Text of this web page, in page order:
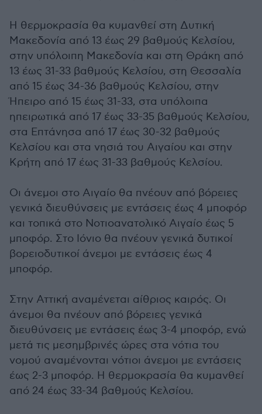
Η θερμοκρασία θα κυμανθεί στη Δυτική
Μακεδονία από 13 έως 29 βαθμούς Κελσίου,
στην υπόλοιπη Μακεδονία και στη Θράκη από
13 έως 31-33 βαθμούς Κελσίου, στη Θεσσαλία
από 15 έως 34-36 βαθμούς Κελσίου, στην
Ήπειρο από 15 έως 31-33, στα υπόλοιπα
ηπειρωτικά από 17 έως 33-35 βαθμούς Κελσίου,
στα Επτάνησα από 17 έως 30-32 βαθμούς
Κελσίου και στα νησιά του Αιγαίου και στην
Κρήτη από 17 έως 31-33 βαθμούς Κελσίου.
Οι άνεμοι στο Αιγαίο θα πνέουν από βόρειες
γενικά διευθύνσεις με εντάσεις έως 4 μποφόρ
και τοπικά στο Νοτιοανατολικό Αιγαίο έως 5
μποφόρ. Στο Ιόνιο θα πνέουν γενικά δυτικοί
βορειοδυτικοί άνεμοι με εντάσεις έως 4
μποφόρ.
Στην Αττική αναμένεται αίθριος καιρός. Οι
άνεμοι θα πνέουν από βόρειες γενικά
διευθύνσεις με εντάσεις έως 3-4 μποφόρ, ενώ
μετά τις μεσημβρινές ώρες στα νότια του
νομού αναμένονται νότιοι άνεμοι με εντάσεις
έως 2-3 μποφόρ. Η θερμοκρασία θα κυμανθεί
από 24 έως 33-34 βαθμούς Κελσίου.